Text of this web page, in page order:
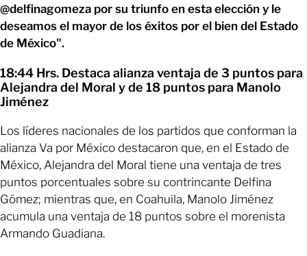
@delfinagomeza por su triunfo en esta elección y le
deseamos el mayor de los éxitos por el bien del Estado
de México".
18:44 Hrs. Destaca alianza ventaja de 3 puntos para
Alejandra del Moral y de 18 puntos para Manolo
Jiménez
Los líderes nacionales de los partidos que conforman la
alianza Va por México destacaron que, en el Estado de
México, Alejandra del Moral tiene una ventaja de tres
puntos porcentuales sobre su contrincante Delfina
Gómez; mientras que, en Coahuila, Manolo Jiménez
acumula una ventaja de 18 puntos sobre el morenista
Armando Guadiana.